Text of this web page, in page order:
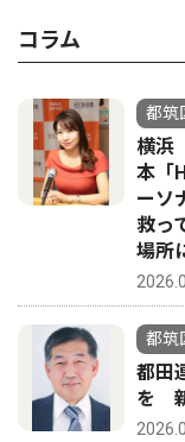
コラム
都筑
横浜
本「
ーソ
救っ
場所
都筑
都田
を